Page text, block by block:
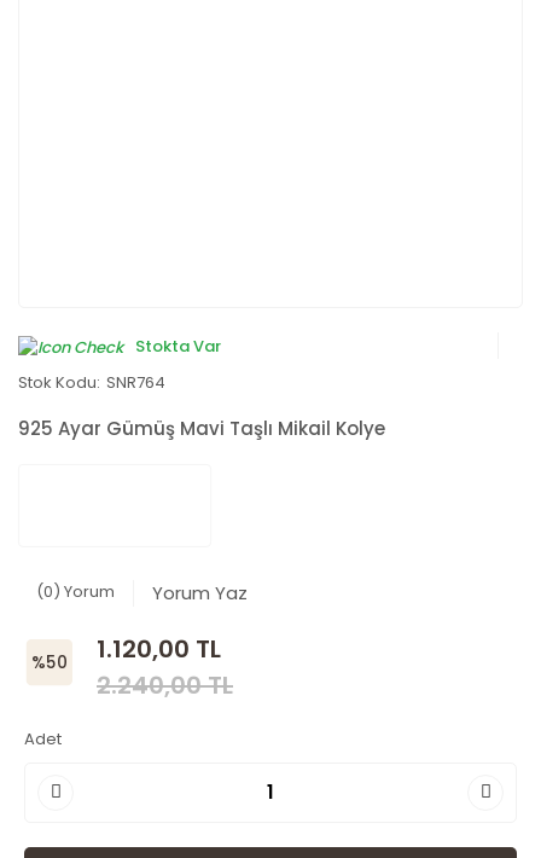
Stokta Var
Stok Kodu: SNR764
925 Ayar Gümüş Mavi Taşlı Mikail Kolye
(0) Yorum Yorum Yaz
%50
1.120,00 TL
2.240,00 TL
Adet